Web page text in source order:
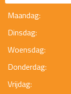
Maandag:
Dinsdag:
Woensdag:
Donderdag:
Vrijdag: